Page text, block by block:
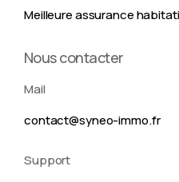
Meilleure assurance
Nous contacter
Mail
contact@syneo-immo.fr
Support